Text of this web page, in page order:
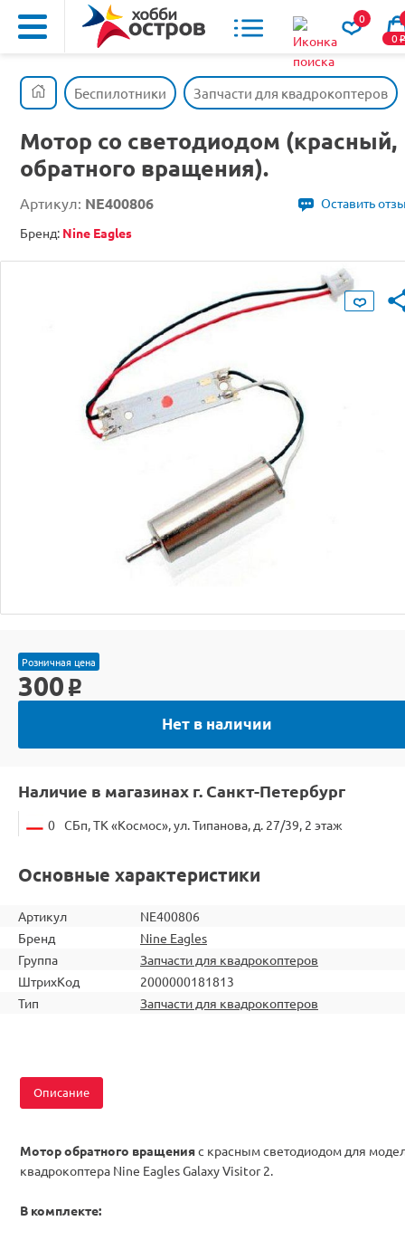
0
0o
Беспилотники Запчасти для квадрокоптеров
Мотор со светодиодом (красный,
обратного вращения).
Артикул: NE400806
Оставить
Бренд: Nine Eagles
Розничная цена
300 o
Нет в наличии
Наличие в магазинах г. Санкт-Петербург
0 СБп, ТК «Космос», ул. Типанова, д. 27/39, 2 этаж
Основные характеристики
Артикул
NE400806
Бренд
Nine Eagles
Группа
Запчасти для квадрокоптеров
ШтрихКод
2000000181813
Тип
Запчасти для квадрокоптеров
Описание
Мотор обратного вращенияс красным светодиодом для
квадрокоптера Nine Eagles Galaxy Visitor 2.
В комплекте: